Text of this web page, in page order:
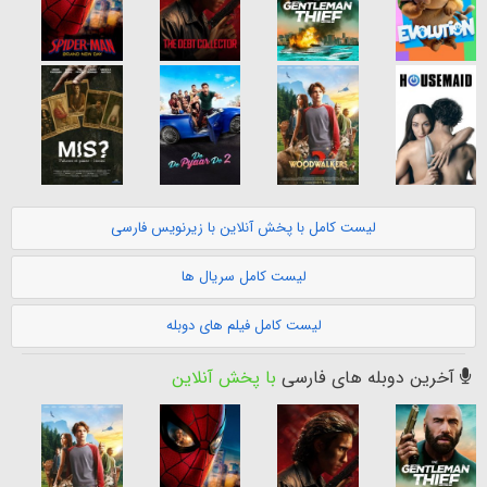
لیست کامل با پخش آنلاین با زیرنویس فارسی
لیست کامل سریال ها
لیست کامل فیلم های دوبله
آخرین دوبله های فارسی با پخش آنلاین